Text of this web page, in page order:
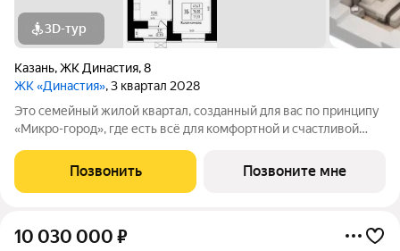
3D-тур
Казань,ЖК Династия,8
ЖК «Династия», 3 квартал 2028
Это семейный жилой квартал, созданный для вас по принципу
«Микро-город», где есть всё для комфортной и счастливой
части города, в 15 минутах от станции метро
"Авиастроительная", с разнообразием
Позвонить Позвоните мне
10 030 000 ₽